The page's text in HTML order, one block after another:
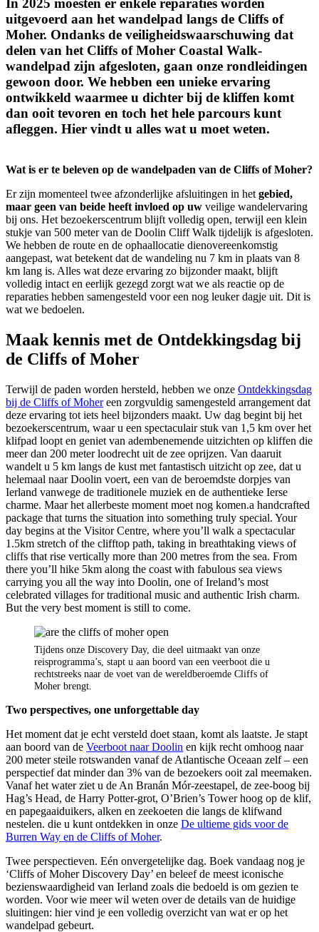
In 2025 moesten er enkele reparaties worden
uitgevoerd aan het wandelpad langs de Cliffs of
Moher. Ondanks de veiligheidswaarschuwing dat
delen van het Cliffs of Moher Coastal Walk-
wandelpad zijn afgesloten, gaan onze rondleidingen
gewoon door. We hebben een unieke ervaring
ontwikkeld waarmee u dichter bij de kliffen komt
dan ooit tevoren en toch het hele parcours kunt
afleggen. Hier vindt u alles wat u moet weten.
Wat is er te beleven op de wandelpaden van de Cliffs of Moher?
Er zijn momenteel twee afzonderlijke afsluitingen in het gebied,
maar geen van beide heeft invloed op uw veilige wandelervaring
bij ons. Het bezoekerscentrum blijft volledig open, terwijl een klein
stukje van 500 meter van de Doolin Cliff Walk tijdelijk is afgesloten.
We hebben de route en de ophaallocatie dienovereenkomstig
aangepast, wat betekent dat de wandeling nu 7 km in plaats van 8
km lang is. Alles wat deze ervaring zo bijzonder maakt, blijft
volledig intact en eerlijk gezegd zorgt wat we als reactie op de
reparaties hebben samengesteld voor een nog leuker dagje uit. Dit is
wat we bedoelen.
Maak kennis met de Ontdekkingsdag bij
de Cliffs of Moher
Terwijl de paden worden hersteld, hebben we onze Ontdekkingsdag
bij de Cliffs of Mohereen zorgvuldig samengesteld arrangement dat
deze ervaring tot iets heel bijzonders maakt. Uw dag begint bij het
bezoekerscentrum, waar u een spectaculair stuk van 1,5 km over het
klifpad loopt en geniet van adembenemende uitzichten op kliffen die
meer dan 200 meter loodrecht uit de zee oprijzen. Van daaruit
wandelt u 5 km langs de kust met fantastisch uitzicht op zee, dat u
helemaal naar Doolin voert, een van de beroemdste dorpjes van
Ierland vanwege de traditionele muziek en de authentieke Ierse
charme. Maar het allerbeste moment moet nog komen.a handcrafted
package that turns the situation into something truly special. Your
day begins at the Visitor Centre, where you’ll walk a spectacular
1.5km stretch of the clifftop path, taking in breathtaking views of
cliffs that rise vertically more than 200 metres from the sea. From
there you’ll hike 5km along the coast with fabulous sea views
carrying you all the way into Doolin, one of Ireland’s most
celebrated villages for traditional music and authentic Irish charm.
But the very best moment is still to come.
Tijdens onze Discovery Day, die deel uitmaakt van onze
reisprogramma’s, stapt u aan boord van een veerboot die u
rechtstreeks naar de voet van de wereldberoemde Cliffs of
Moher brengt.
Two perspectives, one unforgettable day
Het moment dat je echt versteld doet staan, komt als laatste. Je stapt
aan boord van de Veerboot naar Doolin en kijk recht omhoog naar
200 meter steile rotswanden vanaf de Atlantische Oceaan zelf – een
perspectief dat minder dan 3% van de bezoekers ooit zal meemaken.
Vanaf het water ziet u de An Branán Mór-zeestapel, de zee-boog bij
Hag’s Head, de Harry Potter-grot, O’Brien’s Tower hoog op de klif,
en papegaaiduikers, alken en zeekoeten die langs de klifwand
nestelen. die u kunt ontdekken in onze De ultieme gids voor de
Burren Way en de Cliffs of Moher.
Twee perspectieven. Eén onvergetelijke dag. Boek vandaag nog je
‘Cliffs of Moher Discovery Day’ en beleef de meest iconische
bezienswaardigheid van Ierland zoals die bedoeld is om gezien te
worden. Voor wie meer wil weten over de details van de huidige
sluitingen: hier vind je een volledig overzicht van wat er op het
wandelpad gebeurt.